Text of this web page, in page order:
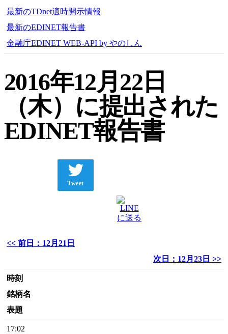
最新のTDnet適時開示情報
最新のEDINET報告書
金融庁EDINET WEB-API by やのしん
2016年12月22日
（木）に提出された
EDINET報告書
Tweet
<< 前日：12月21日
次日：12月23日 >>
時刻
銘柄名
表題
17:02